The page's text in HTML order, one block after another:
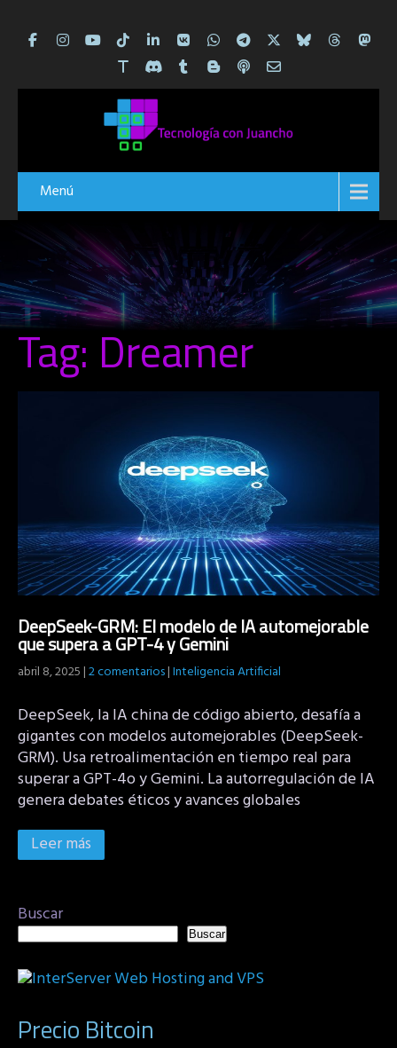
Menú
Tag: Dreamer
DeepSeek-GRM: El modelo de IA automejorable
que supera a GPT-4 y Gemini
abril 8, 2025|2 comentarios|Inteligencia Artificial
DeepSeek, la IA china de código abierto, desafía a
gigantes con modelos automejorables (DeepSeek-
GRM). Usa retroalimentación en tiempo real para
superar a GPT-4o y Gemini. La autorregulación de IA
genera debates éticos y avances globales
Leer más
Buscar
Buscar
Precio Bitcoin